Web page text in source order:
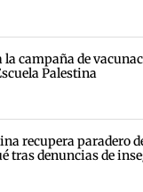
campaña de
Palestina
recupera paradero
tras denuncias de